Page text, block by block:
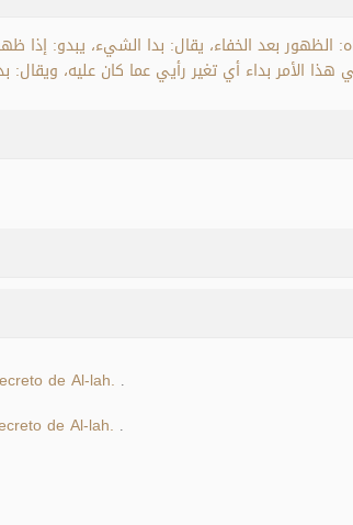
الظهور بعد الخفاء، يقال: بدا الشيء، يبدو: إذا
الأمر بداء أي تغير رأيي عما كان عليه، ويقال:
de Al-lah.
de Al-lah.